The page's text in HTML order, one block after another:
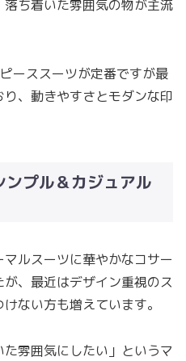
ち着いた雰囲気の物が主流
ーススーツが定番ですが最
、動きやすさとモダンな印
プル＆カジュアル
ルスーツに華やかなコサー
、最近はデザイン重視のス
ない方も増えています。
た雰囲気にしたい」というマ